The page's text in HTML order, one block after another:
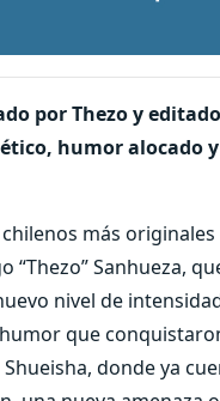
por Thezo y
humor alocado
más
“Thezo” Sanhueza,
nivel de
que
donde ya